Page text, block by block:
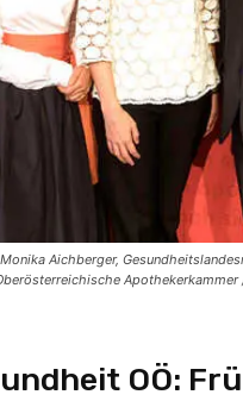
Aichberger,
Apothekerkammer
OÖ: